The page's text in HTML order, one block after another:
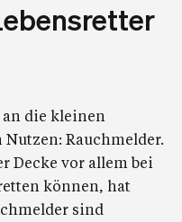
die kleinen
Rauchmelder.
Decke vor allem bei
können, hat
sind